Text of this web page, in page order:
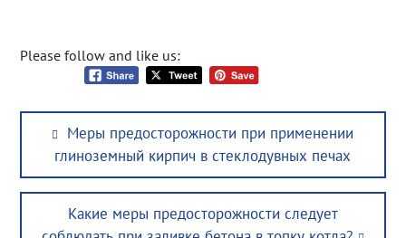
Please follow and like us:
Post
navigation
Previous
post:
Меры предосторожности при применении
глиноземный кирпич в стеклодувных печах
Next
post:
Какие меры предосторожности следует